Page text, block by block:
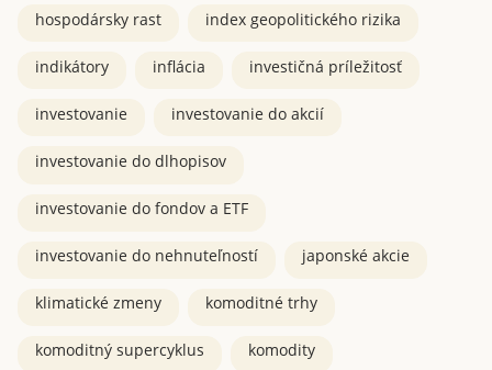
hospodársky rast index geopolitického rizika
indikátory inflácia investičná príležitosť
investovanie investovanie do akcií
investovanie do dlhopisov
investovanie do fondov a ETF
investovanie do nehnuteľností japonské akcie
klimatické zmeny komoditné trhy
komoditný supercyklus komodity